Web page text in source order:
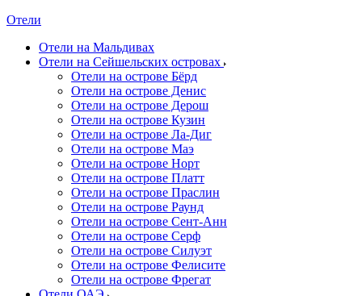
Отели
Отели на Мальдивах
Отели на Сейшельских островах
Отели на острове Бёрд
Отели на острове Денис
Отели на острове Дерош
Отели на острове Кузин
Отели на острове Ла-Диг
Отели на острове Маэ
Отели на острове Норт
Отели на острове Платт
Отели на острове Праслин
Отели на острове Раунд
Отели на острове Сент-Анн
Отели на острове Серф
Отели на острове Силуэт
Отели на острове Фелисите
Отели на острове Фрегат